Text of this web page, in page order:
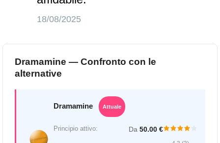
18/08/2025
Dramamine — Confronto con le
alternative
Dramamine Attuale
Principio attivo: Da 50.00 €